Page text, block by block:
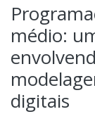
Canais
ESTATÍSTICAS
SOBRE
médio:
digitais